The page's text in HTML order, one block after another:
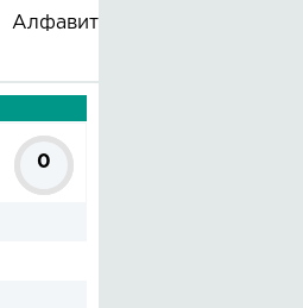
Алфавит
0